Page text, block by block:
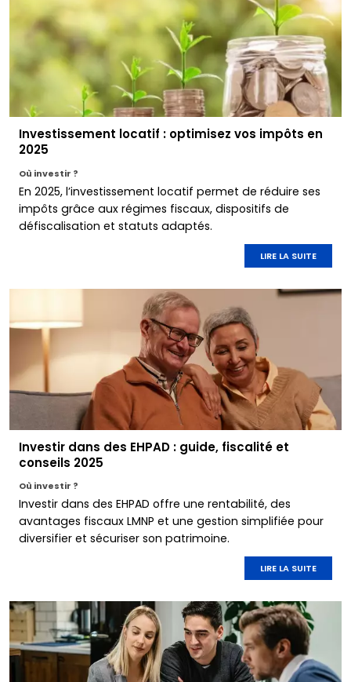
Investissement locatif : optimisez vos impôts en
2025
Où investir ?
En 2025, l’investissement locatif permet de réduire ses
impôts grâce aux régimes fiscaux, dispositifs de
défiscalisation et statuts adaptés.
LIRE LA SUITE
Investir dans des EHPAD : guide, fiscalité et
conseils 2025
Où investir ?
Investir dans des EHPAD offre une rentabilité, des
avantages fiscaux LMNP et une gestion simplifiée pour
diversifier et sécuriser son patrimoine.
LIRE LA SUITE